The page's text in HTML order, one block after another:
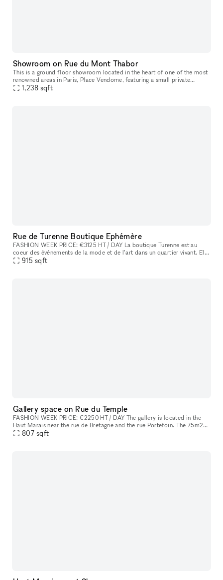
Showroom on Rue du Mont Thabor
This is a ground floor showroom located in the heart of one of the most
renowned areas in Paris, Place Vendome, featuring a small private
courtyard. This space, designed for welcoming customers and p
1,238 sqft
Rue de Turenne Boutique Ephémère
FASHION WEEK PRICE: €3125 HT / DAY La boutique Turenne est au
coeur des événements de la mode et de l’art dans un quartier vivant. Elle
est composée de 3 pieces en enfilade ouvertes sur une vitrine
915 sqft
Gallery space on Rue du Temple
FASHION WEEK PRICE: €2250 HT / DAY The gallery is located in the
Haut Marais near the rue de Bretagne and the rue Portefoin. The 75m2
space is located on the first floor at the end of a small Parisa
807 sqft